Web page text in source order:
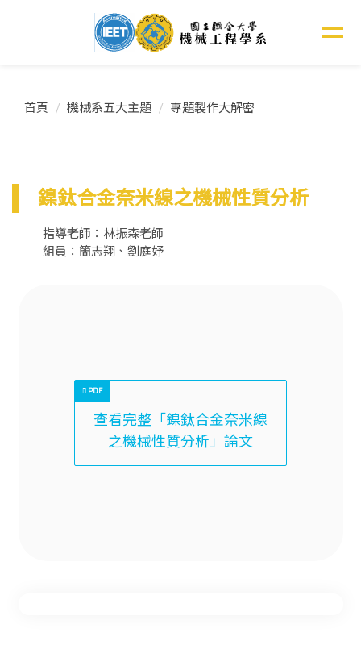
首頁 機械系五大主題 專題製作大解密
鎳鈦合金奈米線之機械性質分析
指導老師：林振森老師
組員：簡志翔、劉庭妤
查看完整「鎳鈦合金奈米線
之機械性質分析」論文